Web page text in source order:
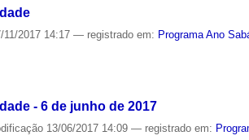
11/2017 14:17— registrado em: Programa Ano
- 6 de junho de 2017
13/06/2017 14:09— registrado em: